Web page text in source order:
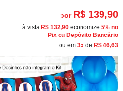
por R$ 139,90
à vista R$ 132,90 economize 5% no
Pix ou Depósito Bancário
ou em 3x de R$ 46,63